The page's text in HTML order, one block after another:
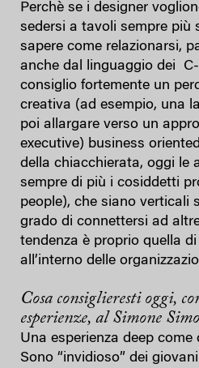
Perchè se i designer
sedersi a tavoli sempre più
sapere come relazionarsi,
anche dal linguaggio dei
consiglio fortemente un
creativa (ad esempio, una
poi allargare verso un
executive) business
della chiacchierata, oggi le
sempre di più i cosiddetti
people), che siano verticali
grado di connettersi ad
tendenza è proprio quella
all’interno delle
Cosa consiglieresti oggi,
esperienze, al Simone
Una esperienza deep come
Sono “invidioso” dei